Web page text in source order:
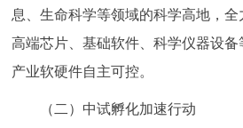
息、生命科学等领域的科学高地，全
高端芯片、基础软件、科学仪器设
产业软硬件自主可控。
（二）中试孵化加速行动